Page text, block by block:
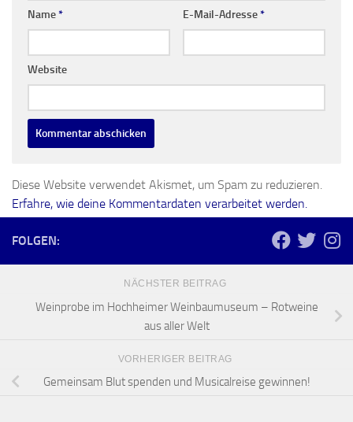
Name* E-Mail-Adresse*
Website
Diese Website verwendet Akismet, um Spam zu reduzieren.
Erfahre, wie deine Kommentardaten verarbeitet werden.
FOLGEN:
NÄCHSTER BEITRAG
Weinprobe im Hochheimer Weinbaumuseum – Rotweine
aus aller Welt
VORHERIGER BEITRAG
Gemeinsam Blut spenden und Musicalreise gewinnen!